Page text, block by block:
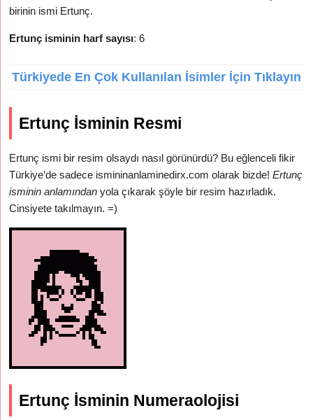
birinin ismi Ertunç.
Ertunç isminin harf sayısı: 6
Türkiyede En Çok Kullanılan İsimler İçin Tıklayın
Ertunç İsminin Resmi
Ertunç ismi bir resim olsaydı nasıl görünürdü? Bu eğlenceli fikir
Türkiye’de sadece ismininanlaminedirx.com olarak bizde!Ertunç
isminin anlamından yola çıkarak şöyle bir resim hazırladık.
Cinsiyete takılmayın. =)
Ertunç İsminin Numeraolojisi